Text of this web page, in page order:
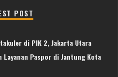
POST
di PIK 2, Jakarta Utara
Layanan Paspor di Jantung Kota